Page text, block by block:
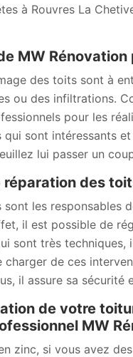
à Rouvres La
MW
des toits sont à
ou des infiltrations.
pour les
sont intéressants
lui passer un
des
sont les
il est possible de
sont très techniques,
charger de ces
il assure sa
de votre
MW
zinc, si vous avez